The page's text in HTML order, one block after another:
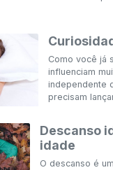
Como você já
influenciam
independente
precisam
Descanso
idade
O descanso é